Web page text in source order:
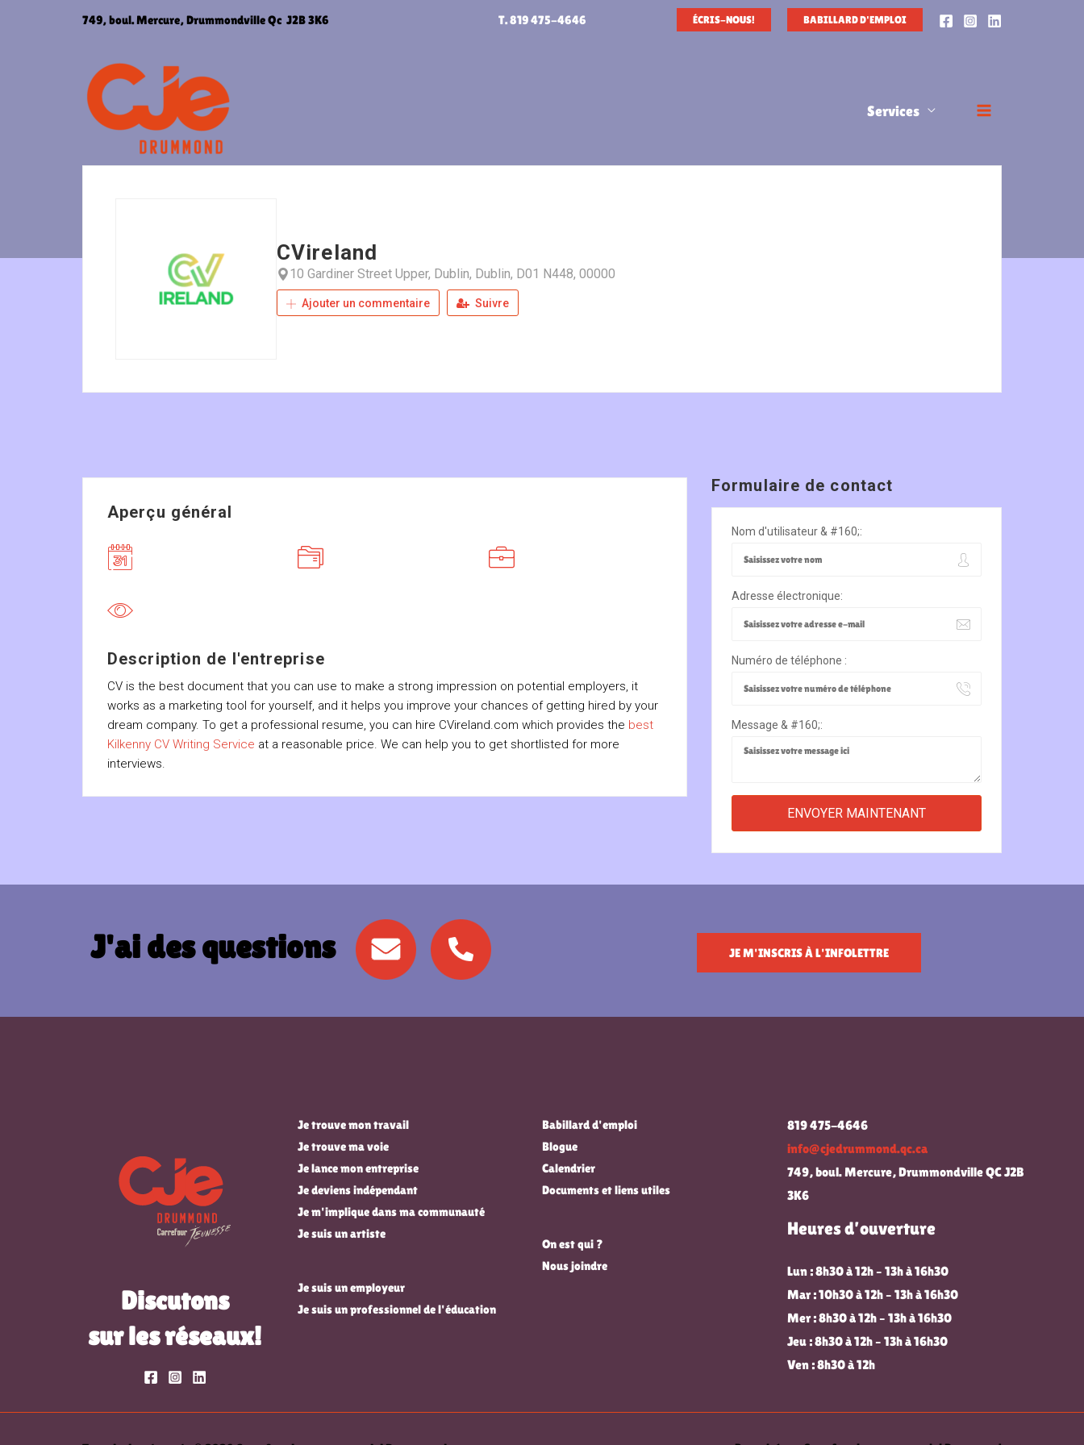
749, boul. Mercure, Drummondville Qc J2B 3K6 T. 819 475-4646 ÉCRIS-NOUS! BABILLARD D'EMPLOI
Services
CVireland
10 Gardiner Street Upper, Dublin, Dublin, D01 N448, 00000
Ajouter un commentaire Suivre
Aperçu général
Description de l'entreprise
CV is the best document that you can use to make a strong impression on potential employers, it
works as a marketing tool for yourself, and it helps you improve your chances of getting hired by your
dream company. To get a professional resume, you can hire CVireland.com which provides the best
Kilkenny CV Writing Service at a reasonable price. We can help you to get shortlisted for more
interviews.
Formulaire de contact
Nom d'utilisateur & #160;:
Adresse électronique:
Numéro de téléphone :
Message & #160;:
J'ai des questions JE M'INSCRIS À L'INFOLETTRE
Discutons
sur les réseaux!
Je trouve mon travail
Je trouve ma voie
Je lance mon entreprise
Je deviens indépendant
Je m'implique dans ma communauté
Je suis un artiste
Je suis un employeur
Je suis un professionnel de l'éducation
Babillard d'emploi
Blogue
Calendrier
Documents et liens utiles
On est qui ?
Nous joindre
819 475-4646
info@cjedrummond.qc.ca
749, boul. Mercure, Drummondville QC J2B
3K6
Heures d’ouverture
Lun : 8h30 à 12h – 13h à 16h30
Mar : 10h30 à 12h – 13h à 16h30
Mer : 8h30 à 12h – 13h à 16h30
Jeu : 8h30 à 12h – 13h à 16h30
Ven : 8h30 à 12h